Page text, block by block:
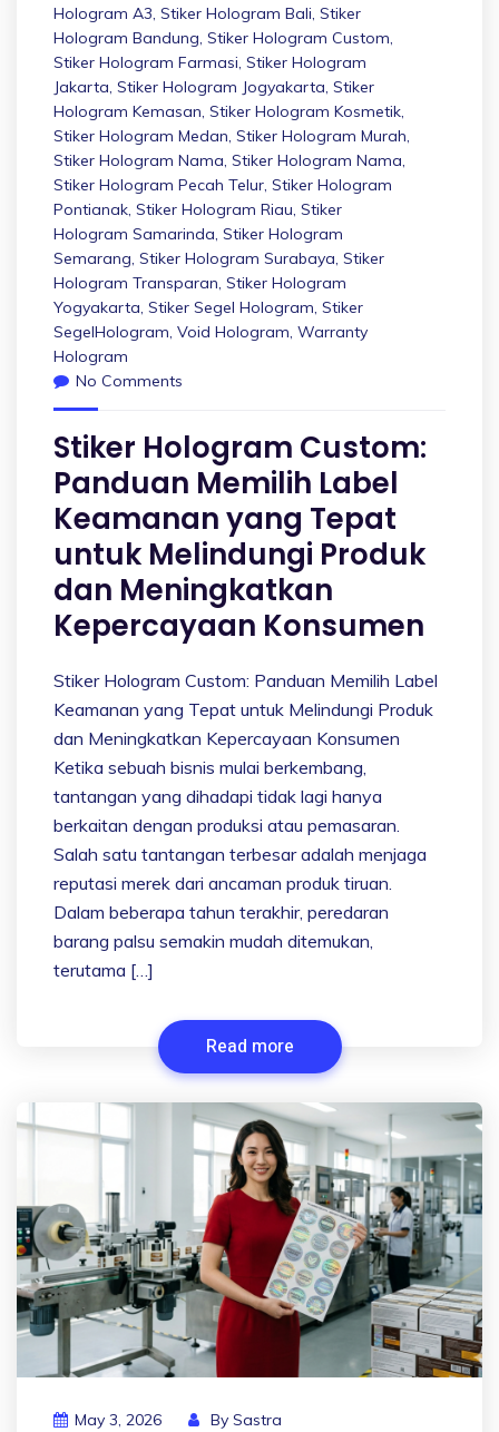
Hologram A3, Stiker Hologram Bali, Stiker
Hologram Bandung, Stiker Hologram Custom,
Stiker Hologram Farmasi, Stiker Hologram
Jakarta, Stiker Hologram Jogyakarta, Stiker
Hologram Kemasan, Stiker Hologram Kosmetik,
Stiker Hologram Medan, Stiker Hologram Murah,
Stiker Hologram Nama, Stiker Hologram Nama,
Stiker Hologram Pecah Telur, Stiker Hologram
Pontianak, Stiker Hologram Riau, Stiker
Hologram Samarinda, Stiker Hologram
Semarang, Stiker Hologram Surabaya, Stiker
Hologram Transparan, Stiker Hologram
Yogyakarta, Stiker Segel Hologram, Stiker
SegelHologram, Void Hologram, Warranty
Hologram
No Comments
Stiker Hologram Custom:
Panduan Memilih Label
Keamanan yang Tepat
untuk Melindungi Produk
dan Meningkatkan
Kepercayaan Konsumen
Stiker Hologram Custom: Panduan Memilih Label
Keamanan yang Tepat untuk Melindungi Produk
dan Meningkatkan Kepercayaan Konsumen
Ketika sebuah bisnis mulai berkembang,
tantangan yang dihadapi tidak lagi hanya
berkaitan dengan produksi atau pemasaran.
Salah satu tantangan terbesar adalah menjaga
reputasi merek dari ancaman produk tiruan.
Dalam beberapa tahun terakhir, peredaran
barang palsu semakin mudah ditemukan,
terutama […]
Read more
May 3, 2026 By Sastra